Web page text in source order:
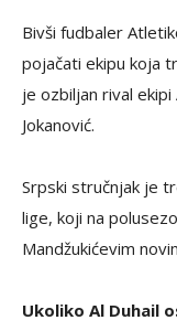
Bivši fudbaler
pojačati ekipu koja
je ozbiljan rival ekipi
Jokanović.
Srpski stručnjak je
lige, koji na
Mandžukićevim
Ukoliko Al Duhail